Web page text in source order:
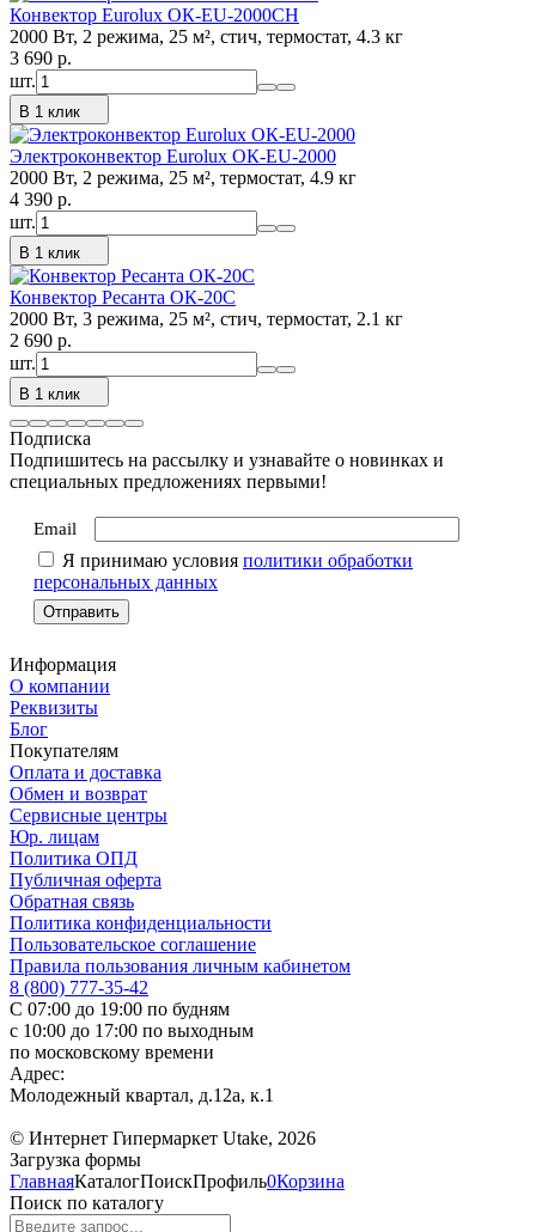
Конвектор Eurolux ОК-EU-2000CH
2000 Вт, 2 режима, 25 м², стич, термостат, 4.3 кг
3 690 p.
шт.
В 1 клик
Электроконвектор Eurolux ОК-EU-2000
2000 Вт, 2 режима, 25 м², термостат, 4.9 кг
4 390 p.
шт.
В 1 клик
Конвектор Ресанта ОК-20С
2000 Вт, 3 режима, 25 м², стич, термостат, 2.1 кг
2 690 p.
шт.
В 1 клик
Подписка
Подпишитесь на рассылку и узнавайте о новинках и
специальных предложениях первыми!
Email
Я принимаю условия политики обработки
персональных данных
Информация
О компании
Реквизиты
Блог
Покупателям
Оплата и доставка
Обмен и возврат
Сервисные центры
Юр. лицам
Политика ОПД
Публичная оферта
Обратная связь
Политика конфиденциальности
Пользовательское соглашение
Правила пользования личным кабинетом
8 (800) 777-35-42
С 07:00 до 19:00 по будням
с 10:00 до 17:00 по выходным
по московскому времени
Адрес:
Молодежный квартал, д.12а, к.1
© Интернет Гипермаркет Utake, 2026
Загрузка формы
ГлавнаяКаталогПоискПрофиль0Корзина
Поиск по каталогу